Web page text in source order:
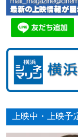
上映中・上映予